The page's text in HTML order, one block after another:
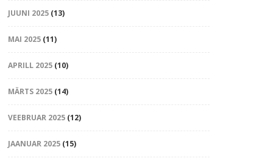
JUUNI 2025(13)
MAI 2025(11)
APRILL 2025(10)
MÄRTS 2025(14)
VEEBRUAR 2025(12)
JAANUAR 2025(15)